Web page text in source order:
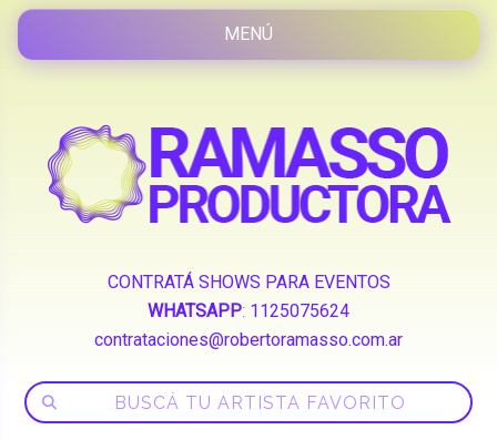
CONTRATÁ SHOWS PARA EVENTOS
WHATSAPP: 1125075624
contrataciones@robertoramasso.com.ar